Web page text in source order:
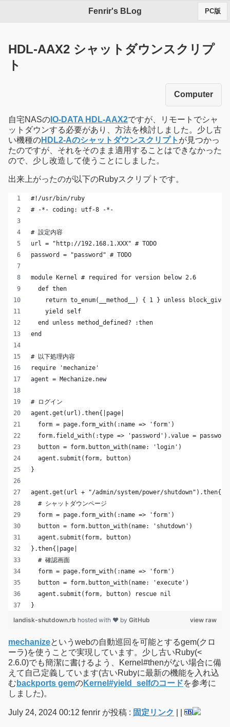
Fenrir's BLog PC版
HDL-AAX2 シャットダウンスクリプ
ト
Computer
自宅NASの IO-DATA HDL-AAX2ですが、リモートでシャ
ットダウンする必要があり、方法を検討しました。少し古
い機種のHDL2-Aのシャットダウンスクリプト が見つかっ
たのですが、それをそのまま適用することはできなかった
ので、少し改造して使うことにしました。
出来上がったのが以下のRubyスクリプトです。
#!/usr/bin/ruby
# -*- coding: utf-8 -*-
# 設定内容
url = "http://192.168.1.XXX" # TODO
password = "password" # TODO
module Kernel # required for version below 2.6
  def then
return to_enum(__method__) { 1 } unless
    yield self
  end unless method_defined? :then
end
# 以下処理内容
require 'mechanize'
agent = Mechanize.new
# ログイン
agent.get(url).then{|page|
  form = page.form_with(:name => 'form')
  form.field_with(:type => 'password').value = password
  button = form.button_with(name: 'login')
  agent.submit(form, button)
}
agent.get(url + "/admin/system/power/
  # シャットダウンページ
  form = page.form_with(:name => 'form')
  button = form.button_with(name: 'shutdown')
  agent.submit(form, button)
}.then{|page|
  # 確認画面
  form = page.form_with(:name => 'form')
  button = form.button_with(name: 'execute')
  agent.submit(form, button) rescue nil
}
view raw
landisk-shutdown.rb hosted with ❤ by GitHub
mechanizeというwebの自動巡回を可能とするgem(クロ
ーラ)を使うことで実現しています。少し古いRuby(<
2.6.0)でも簡潔に書けるよう、Kernel#thenがない場合に備
えて自己定義しています(古いRubyに最新の機能を入れ込
む backports gemのKernel#yield_selfのコードを参考に
しました)。
July 24, 2024 00:12 fenrir が投稿 : 固定リンク